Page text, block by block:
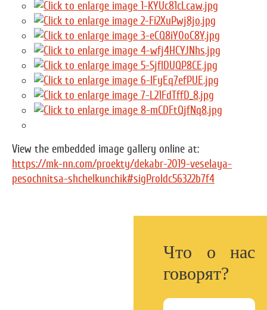
View the embedded image gallery online at:
https://mk-nn.com/proekty/dekabr-2019-veselaya-
pesochnitsa-shchelkunchik#sigProIdc56322b7f4
1млн+
Что о нас
говорят?